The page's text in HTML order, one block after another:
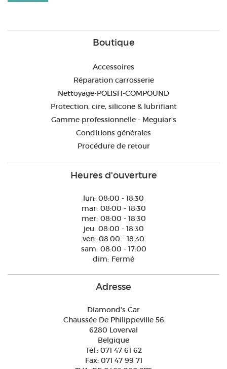
Boutique
Accessoires
Réparation carrosserie
Nettoyage-POLISH-COMPOUND
Protection, cire, silicone & lubrifiant
Gamme professionnelle - Meguiar's
Conditions générales
Procédure de retour
Heures d'ouverture
lun: 08:00 - 18:30
mar: 08:00 - 18:30
mer: 08:00 - 18:30
jeu: 08:00 - 18:30
ven: 08:00 - 18:30
sam: 08:00 - 17:00
dim: Fermé
Adresse
Diamond's Car
Chaussée De Philippeville 56
6280 Loverval
Belgique
Tél.: 071 47 61 62
Fax: 071 47 99 71